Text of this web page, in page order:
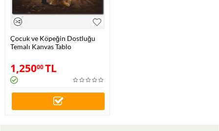
Çocuk ve Köpeğin Dostluğu
Temalı Kanvas Tablo
1,25000TL